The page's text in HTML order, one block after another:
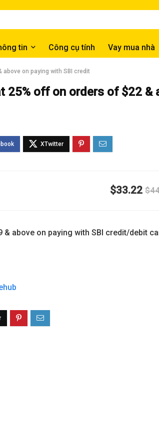
tin Công cụ tính Vay mua nhà
on paying with SBI credit
25% off on orders of $22 &
$33.22
above on paying with SBI credit/debit